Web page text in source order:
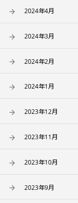
2024年4月
2024年3月
2024年2月
2024年1月
2023年12月
2023年11月
2023年10月
2023年9月